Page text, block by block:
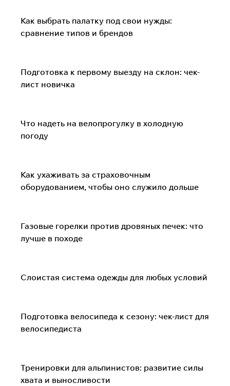
Туризм и походы
Как выбрать палатку под свои нужды:
сравнение типов и брендов
Сноуборд и горные лыжи
Подготовка к первому выезду на склон: чек-
лист новичка
Велоспорт
Что надеть на велопрогулку в холодную
погоду
Альпинизм и скалолазание
Как ухаживать за страховочным
оборудованием, чтобы оно служило дольше
Туризм и походы
Газовые горелки против дровяных печек: что
лучше в походе
Одежда и экипировка
Слоистая система одежды для любых условий
Велоспорт
Подготовка велосипеда к сезону: чек-лист для
велосипедиста
Альпинизм и скалолазание
Тренировки для альпинистов: развитие силы
хвата и выносливости